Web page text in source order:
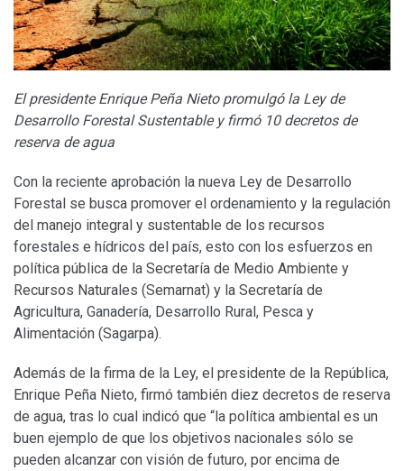
El presidente Enrique Peña Nieto promulgó la Ley de
Desarrollo Forestal Sustentable y firmó 10 decretos de
reserva de agua
Con la reciente aprobación la nueva Ley de Desarrollo
Forestal se busca promover el ordenamiento y la regulación
del manejo integral y sustentable de los recursos
forestales e hídricos del país, esto con los esfuerzos en
política pública de la Secretaría de Medio Ambiente y
Recursos Naturales (Semarnat) y la Secretaría de
Agricultura, Ganadería, Desarrollo Rural, Pesca y
Alimentación (Sagarpa).
Además de la firma de la Ley, el presidente de la República,
Enrique Peña Nieto, firmó también diez decretos de reserva
de agua, tras lo cual indicó que “la política ambiental es un
buen ejemplo de que los objetivos nacionales sólo se
pueden alcanzar con visión de futuro, por encima de